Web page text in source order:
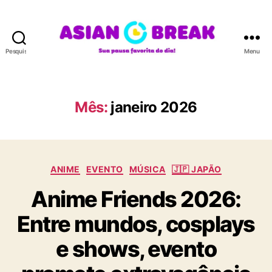
Pesquisar
A
N
R
A
Menu
Mês: janeiro 2026
C
t
e
g
o
r
i
ANIME EVENTO MÚSICA 🇯🇵 JAPÃO
Anime Friends 2026:
Entre mundos, cosplays
e shows, evento